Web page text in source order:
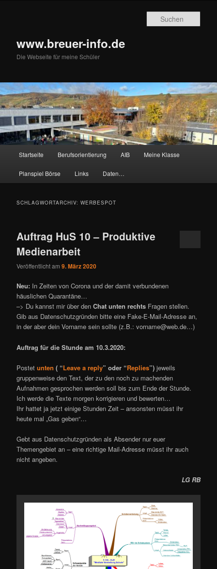
www.breuer-info.de
Die Webseite für meine Schüler
Startseite Berufsorientierung AIB Meine Klasse
Planspiel Börse Links Daten…
SCHLAGWORTARCHIV:WERBESPOT
Auftrag HuS 10 – Produktive
Medienarbeit
Veröffentlicht am9. März 2020
Neu: In Zeiten von Corona und der damit verbundenen
häuslichen Quarantäne…
–> Du kannst mir über denChat unten rechts Fragen stellen.
Gib aus Datenschutzgründen bitte eine Fake-E-Mail-Adresse an,
in der aber dein Vorname sein sollte (z.B.: vorname@web.de…)
Auftrag für die Stunde am 10.3.2020:
Postetunten ( “Leave a reply” oder “Replies”)jeweils
gruppenweise den Text, der zu den noch zu machenden
Aufnahmen gesprochen werden soll bis zum Ende der Stunde.
Ich werde die Texte morgen korrigieren und bewerten…
Ihr hattet ja jetzt einige Stunden Zeit – ansonsten müsst ihr
heute mal „Gas geben“…
Gebt aus Datenschutzgründen als Absender nur euer
Themengebiet an – eine richtige Mail-Adresse müsst ihr auch
nicht angeben.
LG RB